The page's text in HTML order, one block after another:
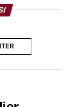
des
» une
des
une formation
un
comprendra